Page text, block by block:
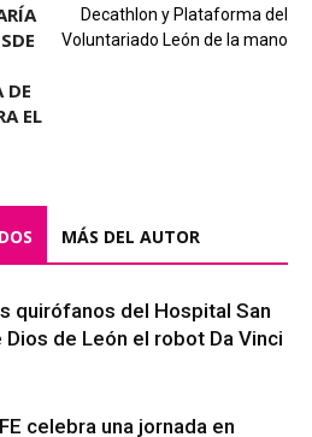
DE
EL
Decathlon y Plataforma del
Voluntariado León de la mano
MÁS DEL AUTOR
quirófanos del Hospital San
Dios de León el robot Da Vinci
celebra una jornada en